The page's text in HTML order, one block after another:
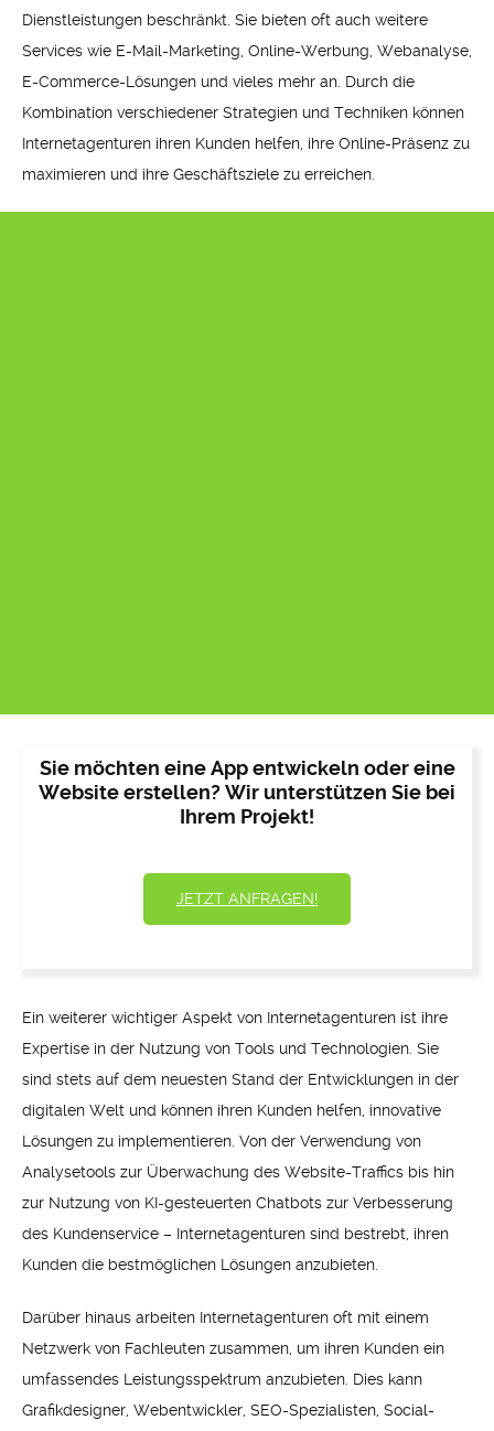
Dienstleistungen beschränkt. Sie bieten oft auch weitere
Services wie E-Mail-Marketing, Online-Werbung, Webanalyse,
E-Commerce-Lösungen und vieles mehr an. Durch die
Kombination verschiedener Strategien und Techniken können
Internetagenturen ihren Kunden helfen, ihre Online-Präsenz zu
maximieren und ihre Geschäftsziele zu erreichen.
Sie möchten eine App entwickeln oder eine
Website erstellen? Wir unterstützen Sie bei
Ihrem Projekt!
JETZT ANFRAGEN!
Ein weiterer wichtiger Aspekt von Internetagenturen ist ihre
Expertise in der Nutzung von Tools und Technologien. Sie
sind stets auf dem neuesten Stand der Entwicklungen in der
digitalen Welt und können ihren Kunden helfen, innovative
Lösungen zu implementieren. Von der Verwendung von
Analysetools zur Überwachung des Website-Traffics bis hin
zur Nutzung von KI-gesteuerten Chatbots zur Verbesserung
des Kundenservice – Internetagenturen sind bestrebt, ihren
Kunden die bestmöglichen Lösungen anzubieten.
Darüber hinaus arbeiten Internetagenturen oft mit einem
Netzwerk von Fachleuten zusammen, um ihren Kunden ein
umfassendes Leistungsspektrum anzubieten. Dies kann
Grafikdesigner, Webentwickler, SEO-Spezialisten, Social-